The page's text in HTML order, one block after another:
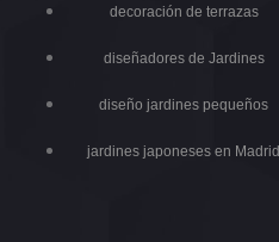
decoración de terrazas
diseñadores de Jardines
diseño jardines pequeños
jardines japoneses en Madrid